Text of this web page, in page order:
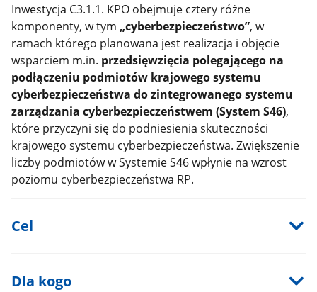
Inwestycja C3.1.1. KPO obejmuje cztery różne
komponenty, w tym „cyberbezpieczeństwo”, w
ramach którego planowana jest realizacja i objęcie
wsparciem m.in. przedsięwzięcia polegającego na
podłączeniu podmiotów krajowego systemu
cyberbezpieczeństwa do zintegrowanego systemu
zarządzania cyberbezpieczeństwem (System S46),
które przyczyni się do podniesienia skuteczności
krajowego systemu cyberbezpieczeństwa. Zwiększenie
liczby podmiotów w Systemie S46 wpłynie na wzrost
poziomu cyberbezpieczeństwa RP.
Cel
Dla kogo